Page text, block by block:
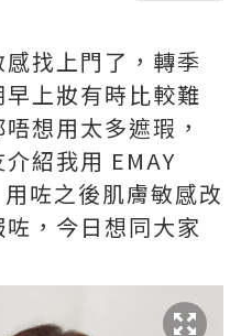
找上門了，轉季
上妝有時比較難
想用太多遮瑕，
紹我用 EMAY
咗之後肌膚敏感改
，今日想同大家